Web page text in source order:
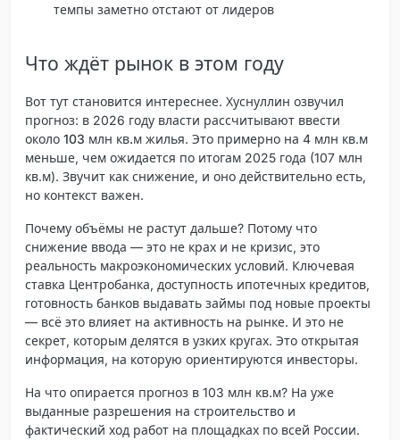
темпы заметно отстают от лидеров
Что ждёт рынок в этом году
Вот тут становится интереснее. Хуснуллин озвучил
прогноз: в 2026 году власти рассчитывают ввести
около 103 млн кв.м жилья. Это примерно на 4 млн кв.м
меньше, чем ожидается по итогам 2025 года (107 млн
кв.м). Звучит как снижение, и оно действительно есть,
но контекст важен.
Почему объёмы не растут дальше? Потому что
снижение ввода — это не крах и не кризис, это
реальность макроэкономических условий. Ключевая
ставка Центробанка, доступность ипотечных кредитов,
готовность банков выдавать займы под новые проекты
— всё это влияет на активность на рынке. И это не
секрет, которым делятся в узких кругах. Это открытая
информация, на которую ориентируются инвесторы.
На что опирается прогноз в 103 млн кв.м? На уже
выданные разрешения на строительство и
фактический ход работ на площадках по всей России.